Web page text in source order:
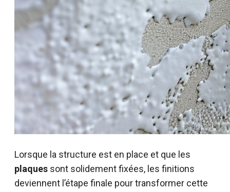
Lorsque la structure est en place et que les
plaques sont solidement fixées, les finitions
deviennent l’étape finale pour transformer cette